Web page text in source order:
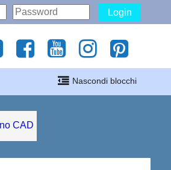
Login
Nascondi blocchi
CAD